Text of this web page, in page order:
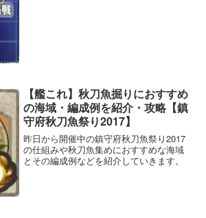
【艦これ】秋刀魚掘りにおすすめ
の海域・編成例を紹介・攻略【鎮
守府秋刀魚祭り2017】
昨日から開催中の鎮守府秋刀魚祭り2017
の仕組みや秋刀魚集めにおすすめな海域
とその編成例などを紹介していきます。